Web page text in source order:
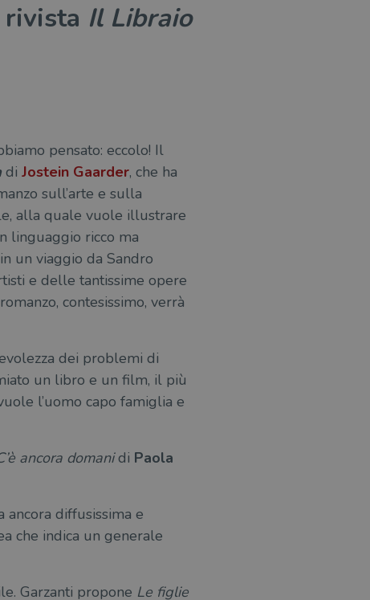
Il Libraio
pensato: eccolo! Il
di Jostein Gaarder, che ha
sull’arte e sulla
alla quale vuole illustrare
linguaggio ricco ma
un viaggio da Sandro
e delle tantissime opere
contesissimo, verrà
dei problemi di
un libro e un film, il più
l’uomo capo famiglia e
ancora domanidi Paola
ancora diffusissima e
che indica un generale
Garzanti propone Le figlie